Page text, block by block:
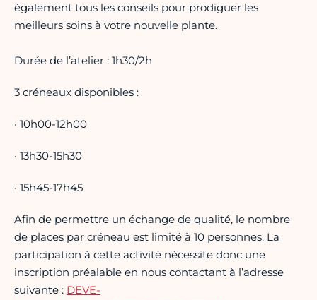
également tous les conseils pour prodiguer les
meilleurs soins à votre nouvelle plante.
Durée de l’atelier : 1h30/2h
3 créneaux disponibles :
· 10h00-12h00
· 13h30-15h30
· 15h45-17h45
Afin de permettre un échange de qualité, le nombre
de places par créneau est limité à 10 personnes. La
participation à cette activité nécessite donc une
inscription préalable en nous contactant à l’adresse
suivante : DEVE-